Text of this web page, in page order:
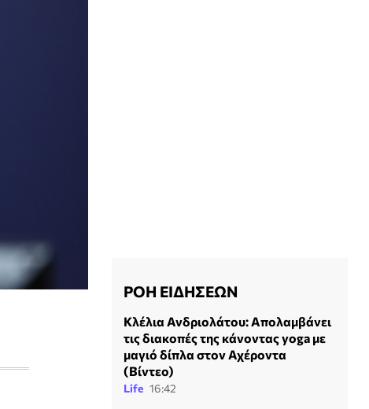
ΡΟΗ ΕΙΔΗΣΕΩΝ
Κλέλια Ανδριολάτου: Απολαμβάνει
τις διακοπές της κάνοντας yoga με
μαγιό δίπλα στον Αχέροντα
(Βίντεο)
Life 16:42